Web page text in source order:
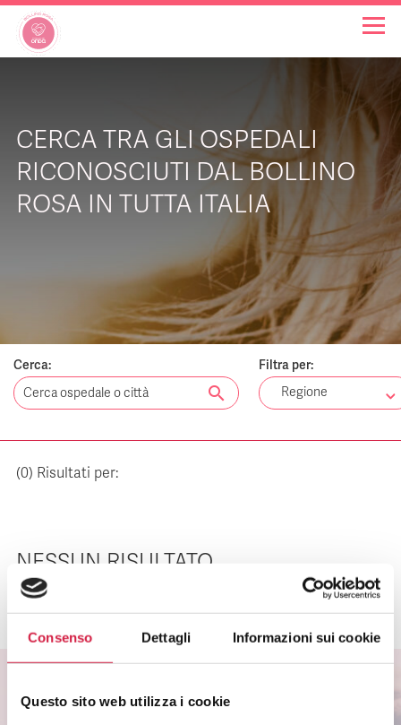
Consenso Dettagli Informazioni sui cookie
Questo sito web utilizza i cookie
INIZIATIVE
NOTIZIE
CHI SIAMO
CERCA TRA GLI OSPEDALI
RICONOSCIUTI DAL BOLLINO
ROSA IN TUTTA ITALIA
Cerca:
search
Filtra per:
Regione
(0) Risultati per:
NESSUN RISULTATO